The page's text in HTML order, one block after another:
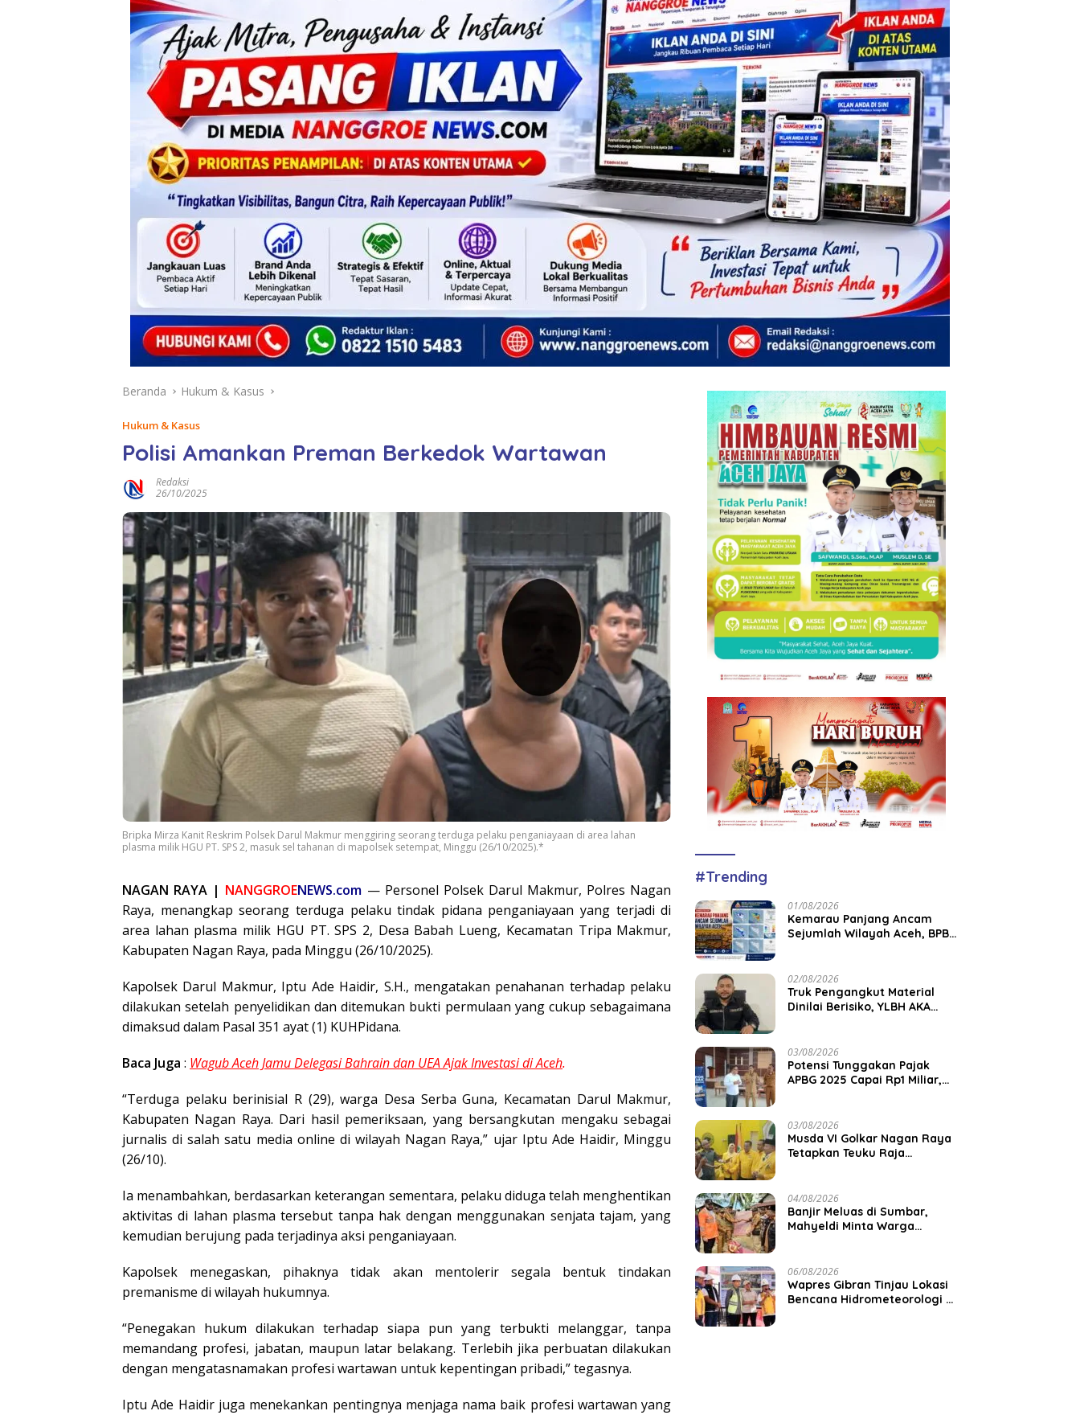
Beranda Hukum & Kasus
Hukum & Kasus
Polisi Amankan Preman Berkedok Wartawan
Redaksi
26/10/2025
Bripka Mirza Kanit Reskrim Polsek Darul Makmur menggiring seorang terduga pelaku penganiayaan di area lahan
plasma milik HGU PT. SPS 2, masuk sel tahanan di mapolsek setempat, Minggu (26/10/2025).*
NAGAN RAYA | NANGGROENEWS.com — Personel Polsek Darul Makmur, Polres Nagan
Raya, menangkap seorang terduga pelaku tindak pidana penganiayaan yang terjadi di
area lahan plasma milik HGU PT. SPS 2, Desa Babah Lueng, Kecamatan Tripa Makmur,
Kabupaten Nagan Raya, pada Minggu (26/10/2025).
Kapolsek Darul Makmur, Iptu Ade Haidir, S.H., mengatakan penahanan terhadap pelaku
dilakukan setelah penyelidikan dan ditemukan bukti permulaan yang cukup sebagaimana
dimaksud dalam Pasal 351 ayat (1) KUHPidana.
Baca Juga : Wagub Aceh Jamu Delegasi Bahrain dan UEA Ajak Investasi di Aceh.
“Terduga pelaku berinisial R (29), warga Desa Serba Guna, Kecamatan Darul Makmur,
Kabupaten Nagan Raya. Dari hasil pemeriksaan, yang bersangkutan mengaku sebagai
jurnalis di salah satu media online di wilayah Nagan Raya,” ujar Iptu Ade Haidir, Minggu
(26/10).
Ia menambahkan, berdasarkan keterangan sementara, pelaku diduga telah menghentikan
aktivitas di lahan plasma tersebut tanpa hak dengan menggunakan senjata tajam, yang
kemudian berujung pada terjadinya aksi penganiayaan.
Kapolsek menegaskan, pihaknya tidak akan mentolerir segala bentuk tindakan
premanisme di wilayah hukumnya.
“Penegakan hukum dilakukan terhadap siapa pun yang terbukti melanggar, tanpa
memandang profesi, jabatan, maupun latar belakang. Terlebih jika perbuatan dilakukan
dengan mengatasnamakan profesi wartawan untuk kepentingan pribadi,” tegasnya.
Iptu Ade Haidir juga menekankan pentingnya menjaga nama baik profesi wartawan yang
#Trending
01/08/2026
Kemarau Panjang Ancam
Sejumlah Wilayah Aceh, BPBK
02/08/2026
Truk Pengangkut Material
Dinilai Berisiko, YLBH AKA
03/08/2026
Potensi Tunggakan Pajak
APBG 2025 Capai Rp1 Miliar,
03/08/2026
Musda VI Golkar Nagan Raya
Tetapkan Teuku Raja
04/08/2026
Banjir Meluas di Sumbar,
Mahyeldi Minta Warga
06/08/2026
Wapres Gibran Tinjau Lokasi
Bencana Hidrometeorologi di